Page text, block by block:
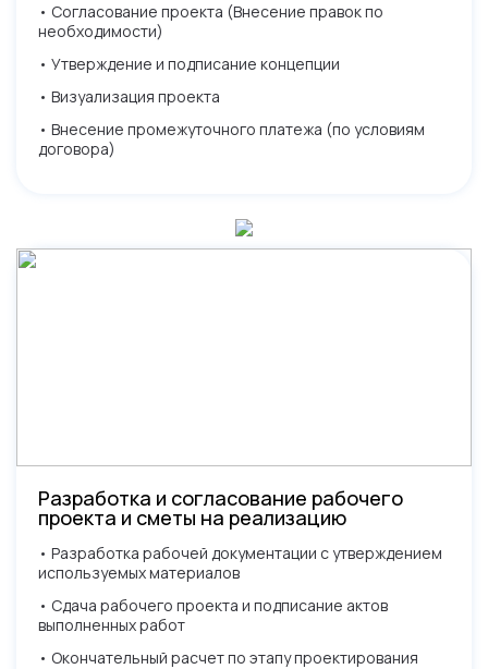
• Согласование проекта (Внесение правок по
необходимости)
• Утверждение и подписание концепции
• Визуализация проекта
• Внесение промежуточного платежа (по условиям
договора)
Разработка и согласование рабочего
проекта и сметы на реализацию
• Разработка рабочей документации с утверждением
используемых материалов
• Сдача рабочего проекта и подписание актов
выполненных работ
• Окончательный расчет по этапу проектирования